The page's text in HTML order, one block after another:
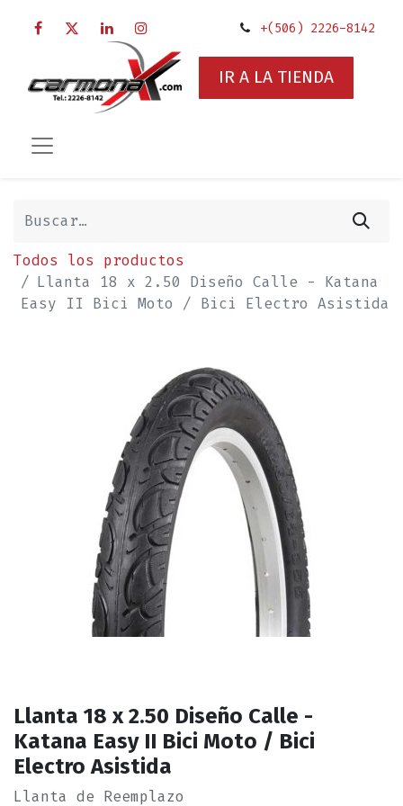
+(506) 2226-8142
IR A LA TIENDA
Todos los productos
Llanta 18 x 2.50 Diseño Calle - Katana
Easy II Bici Moto / Bici Electro Asistida
Llanta 18 x 2.50 Diseño Calle -
Katana Easy II Bici Moto / Bici
Electro Asistida
Llanta de Reemplazo